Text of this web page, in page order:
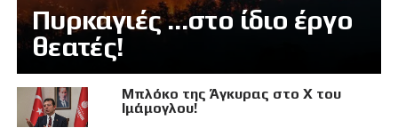
Πυρκαγιές …στο ίδιο έργο
θεατές!
Μπλόκο της Άγκυρας στο X του
Ιμάμογλου!